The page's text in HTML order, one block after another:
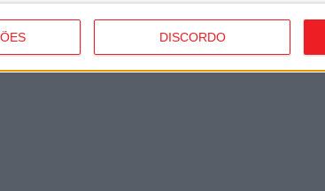
DISCORDO